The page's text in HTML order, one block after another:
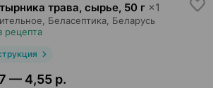
трава, сырье, 50 г ×1
Беласептика, Беларусь
рецепта
— 4,55 р.